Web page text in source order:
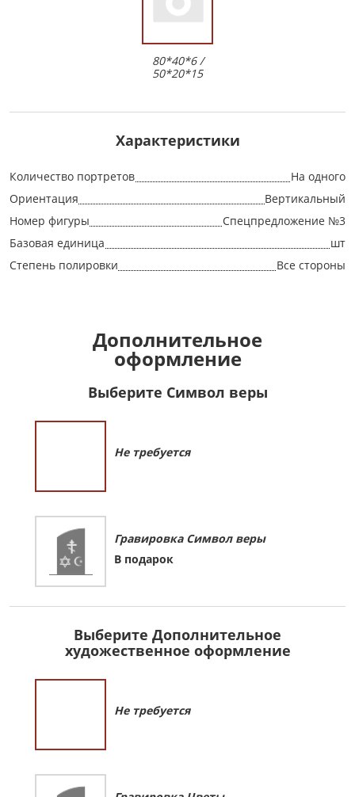
80*40*6 /
50*20*15
Характеристики
Количество портретов
На одного
Ориентация
Вертикальный
Номер фигуры
Спецпредложение №3
Базовая единица
шт
Степень полировки
Все стороны
Дополнительное
оформление
Выберите Символ веры
Не требуется
Гравировка Символ веры
В подарок
Выберите Дополнительное
художественное оформление
Не требуется